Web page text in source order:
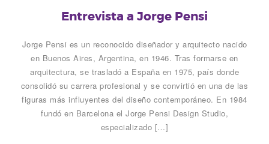
Entrevista a Jorge Pensi
Jorge Pensi es un reconocido diseñador y arquitecto nacido
en Buenos Aires, Argentina, en 1946. Tras formarse en
arquitectura, se trasladó a España en 1975, país donde
consolidó su carrera profesional y se convirtió en una de las
figuras más influyentes del diseño contemporáneo. En 1984
fundó en Barcelona el Jorge Pensi Design Studio,
especializado […]